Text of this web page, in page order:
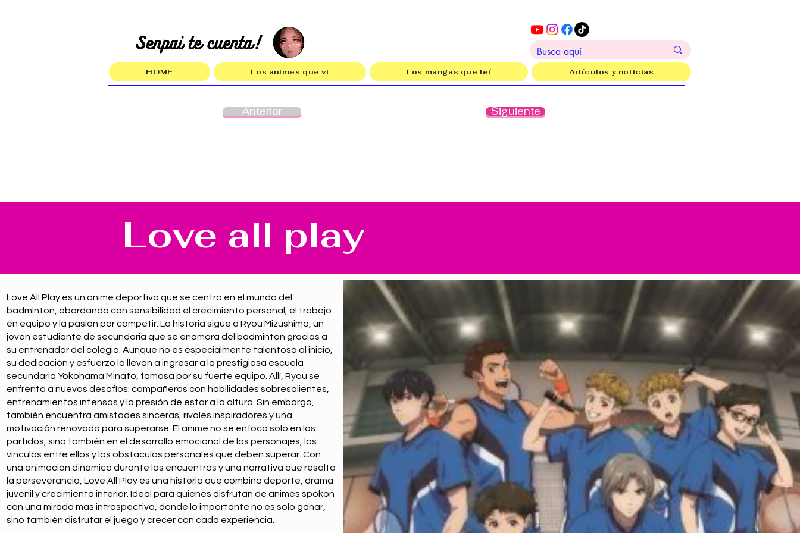
HOME Los animes que vi Los mangas que leí Artículos y noticias
Anterior Siguiente
Love all play
Love All Play es un anime deportivo que se centra en el mundo del
bádminton, abordando con sensibilidad el crecimiento personal, el trabajo
en equipo y la pasión por competir. La historia sigue a Ryou Mizushima, un
joven estudiante de secundaria que se enamora del bádminton gracias a
su entrenador del colegio. Aunque no es especialmente talentoso al inicio,
su dedicación y esfuerzo lo llevan a ingresar a la prestigiosa escuela
secundaria Yokohama Minato, famosa por su fuerte equipo. Allí, Ryou se
enfrenta a nuevos desafíos: compañeros con habilidades sobresalientes,
entrenamientos intensos y la presión de estar a la altura. Sin embargo,
también encuentra amistades sinceras, rivales inspiradores y una
motivación renovada para superarse. El anime no se enfoca solo en los
partidos, sino también en el desarrollo emocional de los personajes, los
vínculos entre ellos y los obstáculos personales que deben superar. Con
una animación dinámica durante los encuentros y una narrativa que resalta
la perseverancia, Love All Play es una historia que combina deporte, drama
juvenil y crecimiento interior. Ideal para quienes disfrutan de animes spokon
con una mirada más introspectiva, donde lo importante no es solo ganar,
sino también disfrutar el juego y crecer con cada experiencia.